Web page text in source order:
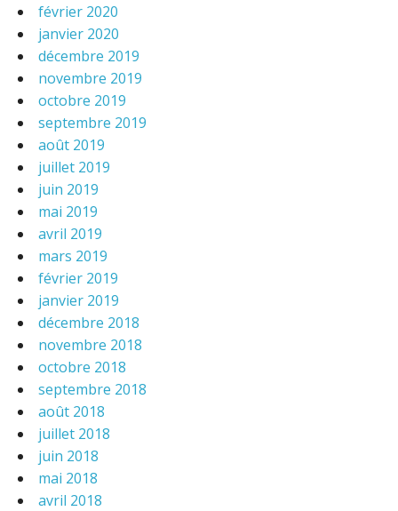
février 2020
janvier 2020
décembre 2019
novembre 2019
octobre 2019
septembre 2019
août 2019
juillet 2019
juin 2019
mai 2019
avril 2019
mars 2019
février 2019
janvier 2019
décembre 2018
novembre 2018
octobre 2018
septembre 2018
août 2018
juillet 2018
juin 2018
mai 2018
avril 2018